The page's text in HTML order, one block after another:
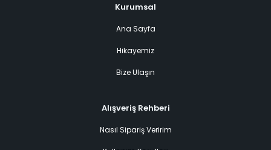
Kurumsal
Ana Sayfa
Hikayemiz
Bize Ulaşın
Alışveriş Rehberi
Nasıl Sipariş Veririm